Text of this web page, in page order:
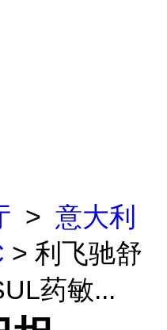
> 意大利
> 利飞驰舒
药敏...